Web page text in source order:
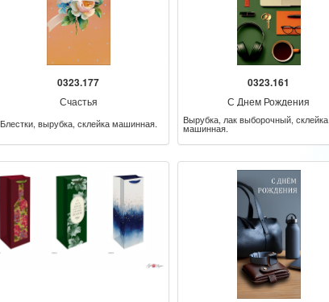
0323.177
Счастья
Блестки, вырубка, склейка машинная.
0323.161
С Днем Рождения
Вырубка, лак выборочный, склейка
машинная.